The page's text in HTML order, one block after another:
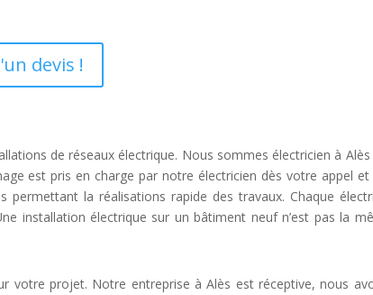
devis !
de réseaux électrique. Nous sommes électricien à
est pris en charge par notre électricien dès votre appel
permettant la réalisations rapide des travaux. Chaque
installation électrique sur un bâtiment neuf n’est pas la
votre projet. Notre entreprise à Alès est réceptive, nous